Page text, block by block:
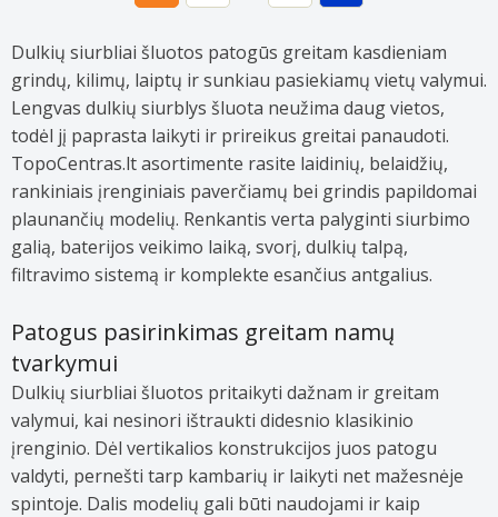
Dulkių siurbliai šluotos patogūs greitam kasdieniam
grindų, kilimų, laiptų ir sunkiau pasiekiamų vietų valymui.
Lengvas dulkių siurblys šluota neužima daug vietos,
todėl jį paprasta laikyti ir prireikus greitai panaudoti.
TopoCentras.lt asortimente rasite laidinių, belaidžių,
rankiniais įrenginiais paverčiamų bei grindis papildomai
plaunančių modelių. Renkantis verta palyginti siurbimo
galią, baterijos veikimo laiką, svorį, dulkių talpą,
filtravimo sistemą ir komplekte esančius antgalius.
Patogus pasirinkimas greitam namų
tvarkymui
Dulkių siurbliai šluotos pritaikyti dažnam ir greitam
valymui, kai nesinori ištraukti didesnio klasikinio
įrenginio. Dėl vertikalios konstrukcijos juos patogu
valdyti, pernešti tarp kambarių ir laikyti net mažesnėje
spintoje. Dalis modelių gali būti naudojami ir kaip